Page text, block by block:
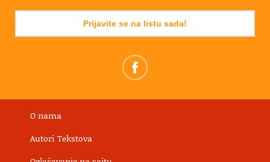
Prijavite se na listu sada!
O nama
Autori Tekstova